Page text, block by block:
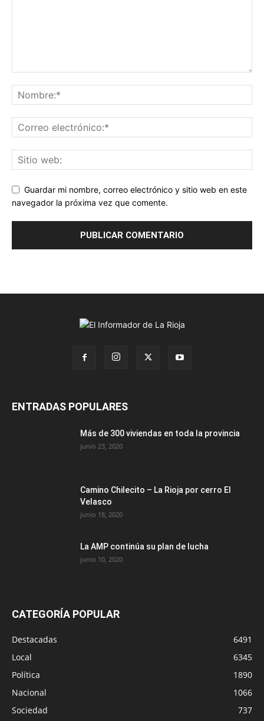
Guardar mi nombre, correo electrónico y sitio web en este
navegador la próxima vez que comente.
ENTRADAS POPULARES
Más de 300 viviendas en toda la provincia
junio 23, 2020
Camino Chilecito – La Rioja por cerro El
Velasco
junio 18, 2020
La AMP continúa su plan de lucha
junio 10, 2020
CATEGORÍA POPULAR
Destacadas
6491
Local
6345
Política
1890
Nacional
1066
Sociedad
737